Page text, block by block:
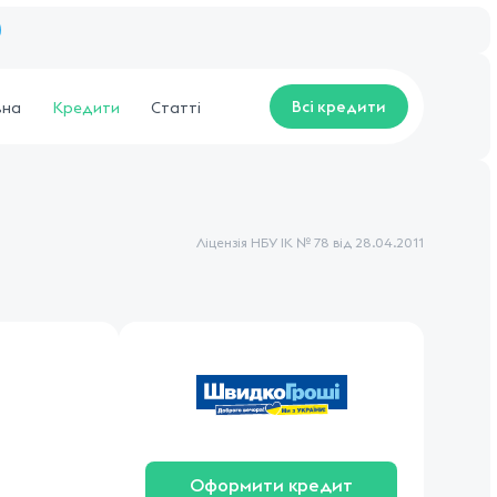
Кредити Статті Всі кредити
Ліцензія НБУ ІК № 78 від 28.04.2011
Оформити кредит